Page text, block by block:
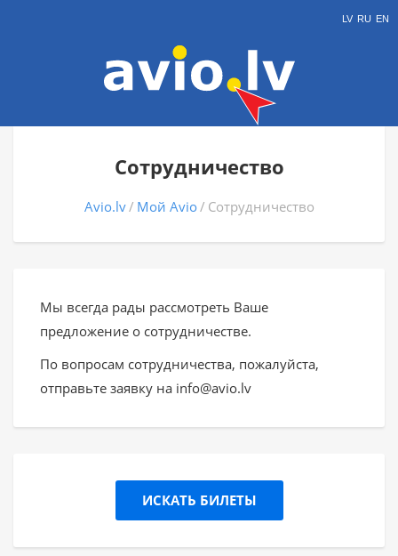
LV RU EN
Сотрудничество
Avio.lv Мой Avio Сотрудничество
Мы всегда рады рассмотреть Ваше
предложение о сотрудничестве.
По вопросам сотрудничества, пожалуйста,
отправьте заявку на info@avio.lv
ИСКАТЬ БИЛЕТЫ